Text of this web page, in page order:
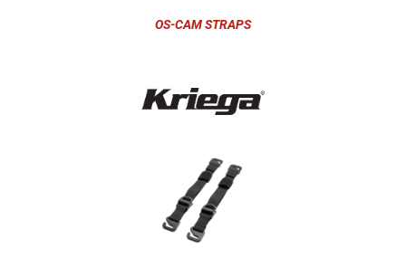
OS-CAM STRAPS